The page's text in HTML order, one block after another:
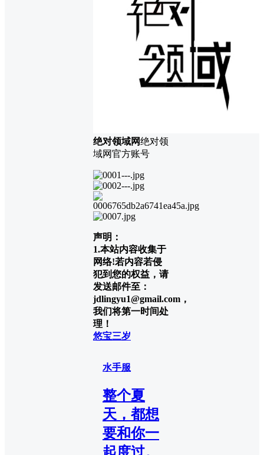
绝对领域网绝对领
域网官方账号
声明：
1.本站内容收集于
网络!若内容若侵
犯到您的权益，请
发送邮件至：
jdlingyu1@gmail.com，
我们将第一时间处
理！
悠宝三岁
水手服
整个夏
天，都想
要和你一